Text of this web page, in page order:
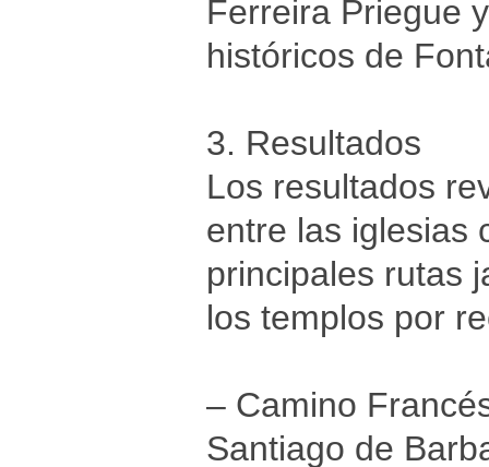
Ferreira Priegue
históricos de
3. Resultados
Los resultados
entre las iglesias
principales rutas
los templos por
– Camino
Santiago de